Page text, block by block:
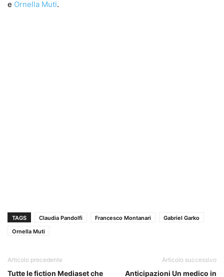
e Ornella Muti.
TAGS Claudia Pandolfi Francesco Montanari
Gabriel Garko
Ornella Muti
Articolo precedente
Tutte le fiction Mediaset che
Articolo successivo
Anticipazioni Un medico in